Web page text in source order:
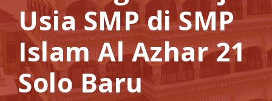
Usia SMP di SMP
Islam Al Azhar 21
Solo Baru